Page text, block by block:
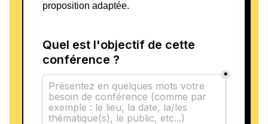
proposition adaptée.